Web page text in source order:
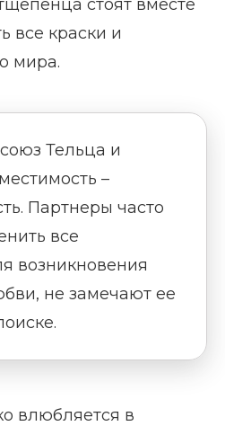
стоят вместе
все краски и
мира.
Тельца и
–
Партнеры часто
все
возникновения
не замечают ее
влюбляется в